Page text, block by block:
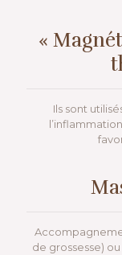
«
Ils sont
de grossesse)